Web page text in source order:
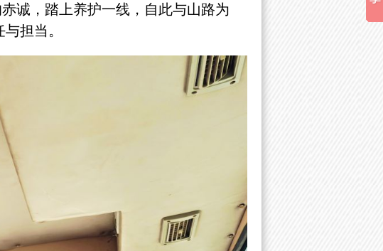
诚，踏上养护一线，自此与山路为
担当。